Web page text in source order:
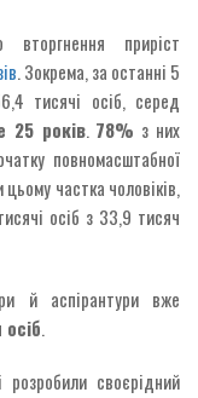
вторгнення приріст
. Зокрема, за останні 5
тисячі осіб, серед
25 років. 78% з них
повномасштабної
частка чоловіків,
осіб з 33,9 тисяч
й аспірантури вже
.
своєрідний